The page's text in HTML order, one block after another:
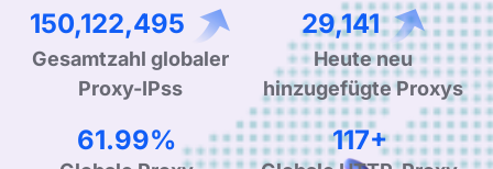
241,910,099
Gesamtzahl globaler
Proxy-IPss
46,959
Heute neu
hinzugefügte Proxys
99.90% 190+